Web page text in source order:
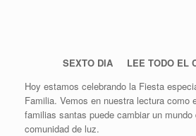
SEXTO DIA LEE TODO EL
Hoy estamos celebrando la Fiesta
Familia. Vemos en nuestra lectura como
familias santas puede cambiar un
comunidad de luz.